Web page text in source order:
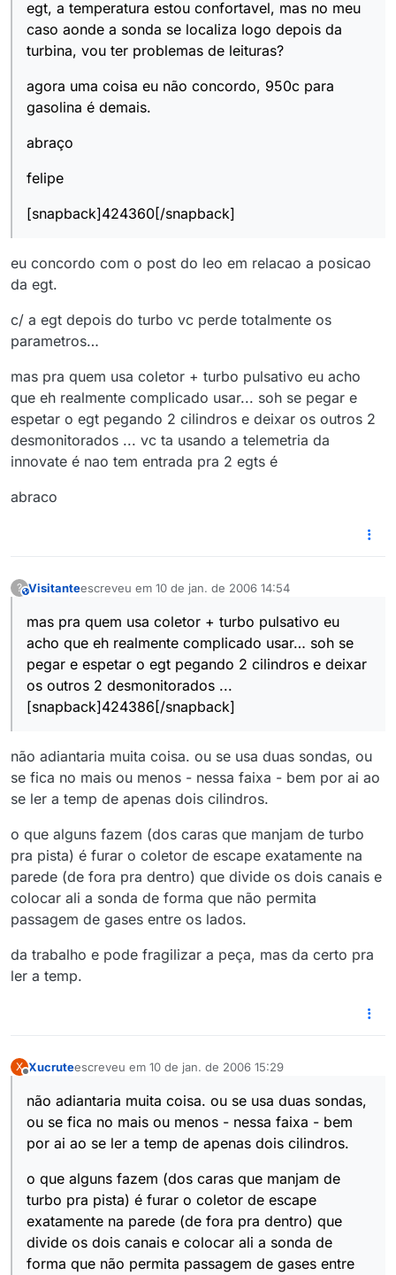
egt, a temperatura estou confortavel, mas no meu
caso aonde a sonda se localiza logo depois da
turbina, vou ter problemas de leituras?
agora uma coisa eu não concordo, 950c para
gasolina é demais.
abraço
felipe
[snapback]424360[/snapback]
eu concordo com o post do leo em relacao a posicao
da egt.
c/ a egt depois do turbo vc perde totalmente os
parametros…
mas pra quem usa coletor + turbo pulsativo eu acho
que eh realmente complicado usar... soh se pegar e
espetar o egt pegando 2 cilindros e deixar os outros 2
desmonitorados ... vc ta usando a telemetria da
innovate é nao tem entrada pra 2 egts é
abraco
?This user is from outside of this forum
Visitanteescreveu em 10 de jan. de 2006 14:54
última edição por1 de out. de 2006 09:57
mas pra quem usa coletor + turbo pulsativo eu
acho que eh realmente complicado usar… soh se
pegar e espetar o egt pegando 2 cilindros e deixar
os outros 2 desmonitorados ...
[snapback]424386[/snapback]
não adiantaria muita coisa. ou se usa duas sondas, ou
se fica no mais ou menos - nessa faixa - bem por ai ao
se ler a temp de apenas dois cilindros.
o que alguns fazem (dos caras que manjam de turbo
pra pista) é furar o coletor de escape exatamente na
parede (de fora pra dentro) que divide os dois canais e
colocar ali a sonda de forma que não permita
passagem de gases entre os lados.
da trabalho e pode fragilizar a peça, mas da certo pra
ler a temp.
X Xucruteescreveu em 10 de jan. de 2006 15:29
última edição por
não adiantaria muita coisa. ou se usa duas sondas,
ou se fica no mais ou menos - nessa faixa - bem
por ai ao se ler a temp de apenas dois cilindros.
o que alguns fazem (dos caras que manjam de
turbo pra pista) é furar o coletor de escape
exatamente na parede (de fora pra dentro) que
divide os dois canais e colocar ali a sonda de
forma que não permita passagem de gases entre